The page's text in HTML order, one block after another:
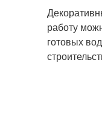
работу
готовых